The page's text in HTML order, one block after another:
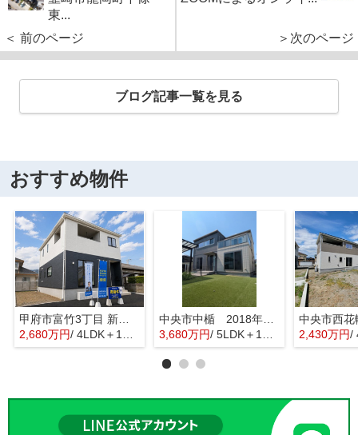
東...
＜ 前のページ
＞次のページ
ブログ記事一覧を見る
おすすめ物件
甲府市富竹3丁目 新築全3棟 3号棟 南西道路・車並列3台
2,680万円/ 4LDK＋1S(納戸)
中央市中楯 2018年築中古戸建 セキスイハイム施工 太陽光パネル
3,680万円/ 5LDK＋1S(納戸) 2,430万円/